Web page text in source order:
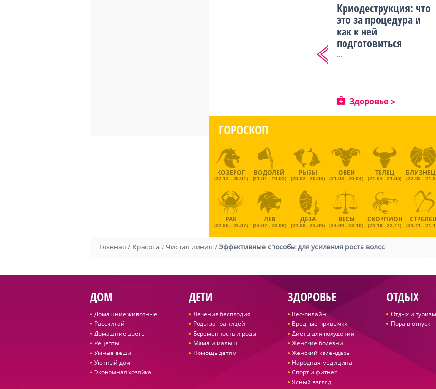
Криодеструкция: что
это за процедура и
как к ней
подготовиться
...
Здоровье
ГОРОСКОП
КОЗЕРОГ
(22.12 - 20.01)
ВОДОЛЕЙ
(21.01 - 19.02)
РЫБЫ
(20.02 - 20.03)
ОВЕН
(21.03 - 20.04)
ТЕЛЕЦ
(21.04 - 21.05) (22.05 -
РАК
(22.06 - 23.07)
ЛЕВ
(24.07 - 23.08)
ДЕВА
(24.08 - 23.09)
ВЕСЫ
(24.09 - 23.10)
СКОРПИОН
(24.10 - 22.11)
СТРЕЛЕЦ
(23.11 -
Главная / Красота / Чистая линия / Эффективные способы для усиления роста волос
ДОМ
Домашние животные
Рассчитай
Домашние цветы
Рецепты
Умные вещи
Уютный дом
Экономная хозяйка
ДЕТИ
Лечение бесплодия
Роды за границей
Беременность и роды
Мама и малыш
Помощь детям
ЗДОРОВЬЕ
Вес-онлайн
Вредные привычки
Диеты для похудения
Женские болезни
Женский календарь
Народная медицина
Спорт и фитнес
Ясный взгляд
ОТДЫХ
Отдых и туризм
Пора в отпуск